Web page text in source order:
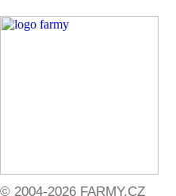
© 2004-2026 FARMY.CZ